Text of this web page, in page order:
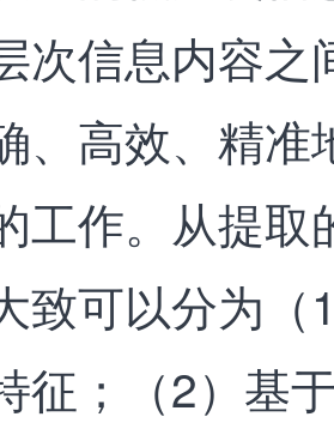
次信息内容
、高效、精
工作。从提取
致可以分为（
征；（2）基